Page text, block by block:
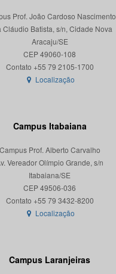
Prof. João Cardoso Nascimento
Cláudio Batista, s/n, Cidade Nova
Aracaju/SE
CEP 49060-108
Localização
Campus Itabaiana
Campus Prof. Alberto Carvalho
Vereador Olímpio Grande, s/n
Itabaiana/SE
CEP 49506-036
Localização
Campus Laranjeiras